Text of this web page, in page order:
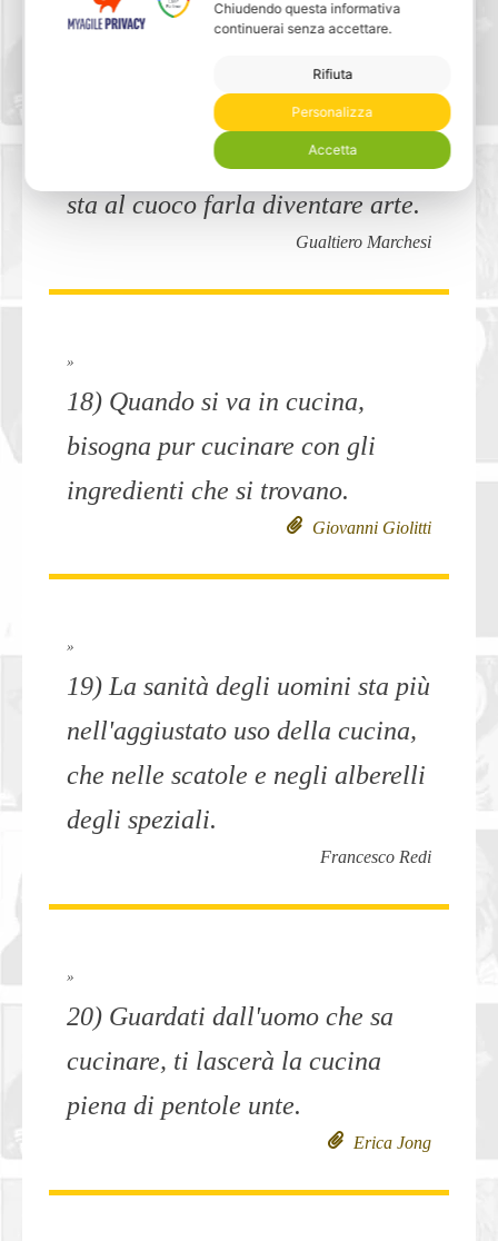
17) La cucina è di per sé scienza,
sta al cuoco farla diventare arte.
Gualtiero Marchesi
»
18) Quando si va in cucina,
bisogna pur cucinare con gli
ingredienti che si trovano.
Giovanni Giolitti
»
19) La sanità degli uomini sta più
nell'aggiustato uso della cucina,
che nelle scatole e negli alberelli
degli speziali.
Francesco Redi
»
20) Guardati dall'uomo che sa
cucinare, ti lascerà la cucina
piena di pentole unte.
Erica Jong
Chiudendo questa informativa
continuerai senza accettare.
Accetta
Rifiuta
Personalizza